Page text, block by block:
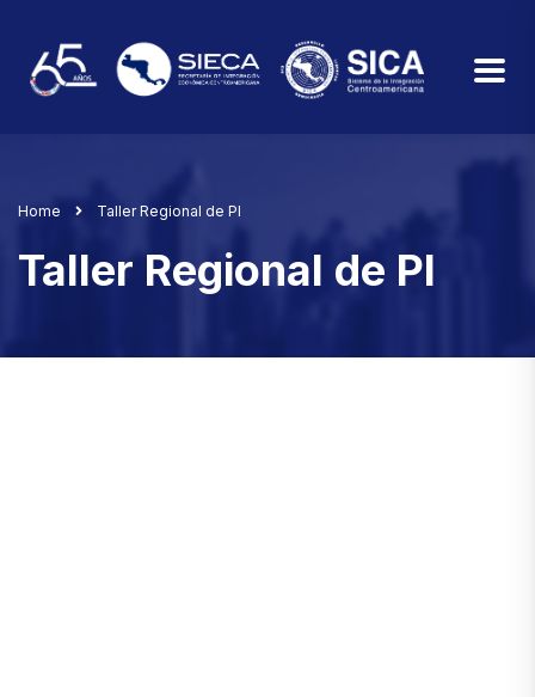
Home Taller Regional de PI
Taller Regional de PI